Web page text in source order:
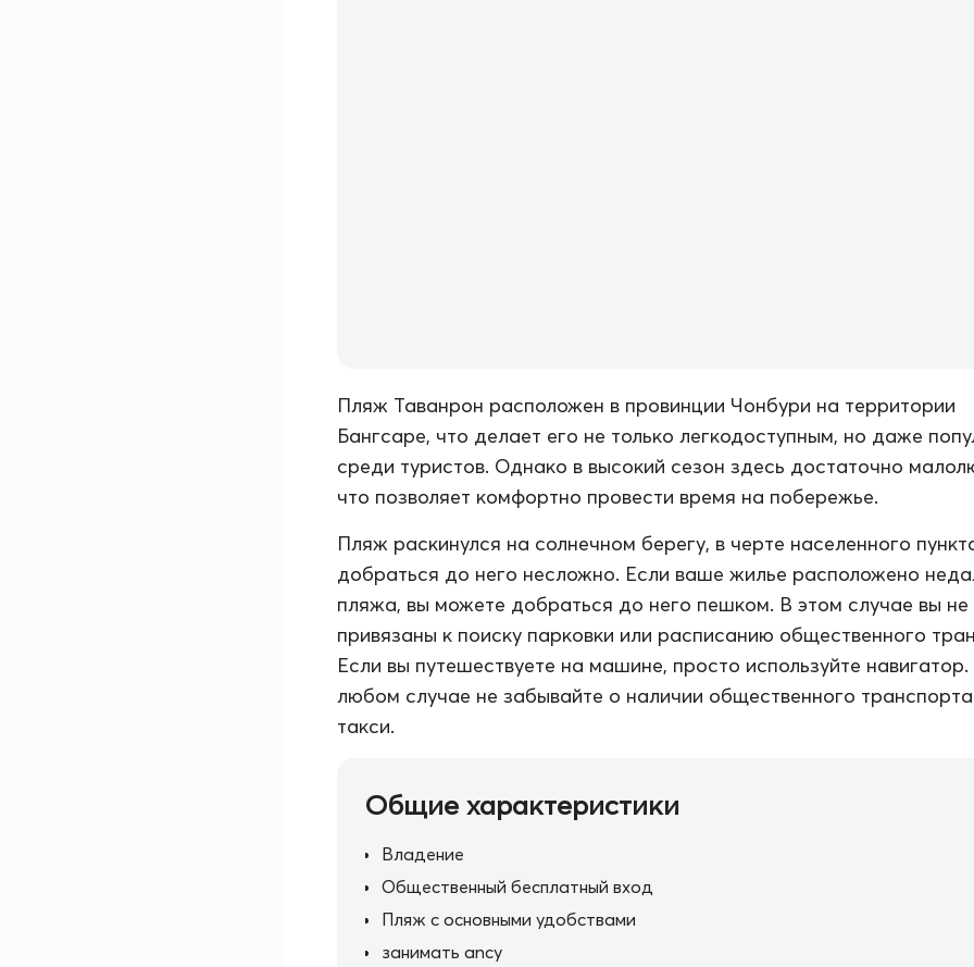
Пляж Таванрон расположен в провинции Чонбури на территории
Бангсаре, что делает его не только легкодоступным, но даже
среди туристов. Однако в высокий сезон здесь достаточно
что позволяет комфортно провести время на побережье.
Пляж раскинулся на солнечном берегу, в черте населенного
добраться до него несложно. Если ваше жилье расположено
пляжа, вы можете добраться до него пешком. В этом случае вы не
привязаны к поиску парковки или расписанию общественного
Если вы путешествуете на машине, просто используйте навигатор.
любом случае не забывайте о наличии общественного
такси.
Общие характеристики
Владение
Общественный бесплатный вход
Пляж с основными удобствами
занимать ancy